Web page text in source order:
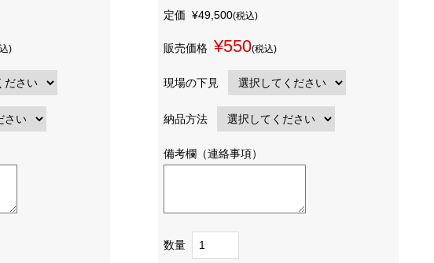
)
定価 ¥49,500(税込)
販売価格 ¥550(税込)
現場の下見
納品方法
備考欄（連絡事項）
数量